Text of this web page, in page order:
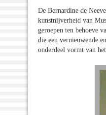
De Bernardine de
kunstnijverheid van
geroepen ten behoeve
die een vernieuwende
onderdeel vormt van